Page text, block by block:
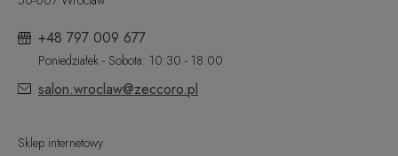
+48 797 009 677
Poniedziałek - Sobota: 10:30 - 18:00
salon.wroclaw@zeccoro.pl
Sklep internetowy